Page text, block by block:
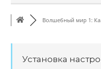
Волшебный мир 1:
Установка